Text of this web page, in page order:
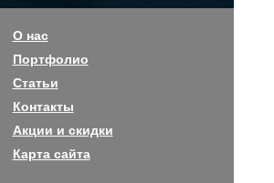
О нас
Портфолио
Статьи
Контакты
Акции и скидки
Карта сайта